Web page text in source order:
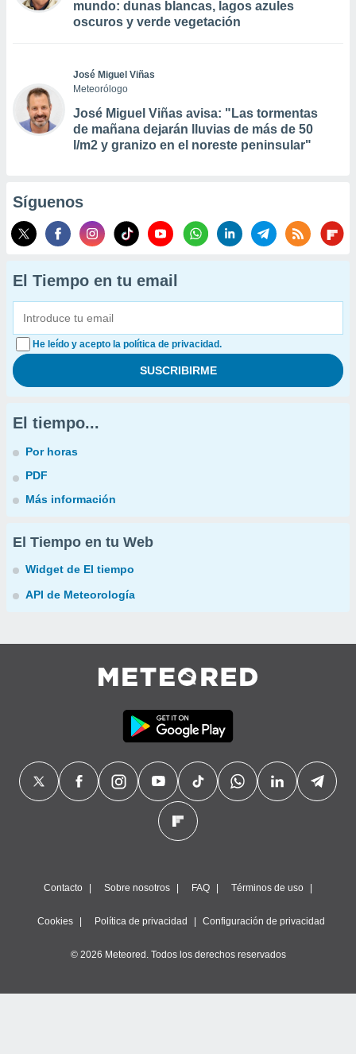
mundo: dunas blancas, lagos azules
oscuros y verde vegetación
José Miguel Viñas
Meteorólogo
José Miguel Viñas avisa: "Las tormentas
de mañana dejarán lluvias de más de 50
l/m2 y granizo en el noreste peninsular"
Síguenos
El Tiempo en tu email
He leído y acepto la política de privacidad.
El tiempo...
Por horas
PDF
Más información
El Tiempo en tu Web
Widget de El tiempo
API de Meteorología
Contacto Sobre nosotros FAQ Términos de uso
Cookies Política de privacidad Configuración de privacidad
© 2026 Meteored. Todos los derechos reservados